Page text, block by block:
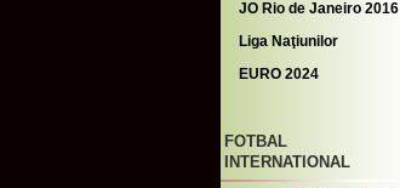
JO Rio de Janeiro 2016
Liga Naţiunilor
EURO 2024
FOTBAL
INTERNATIONAL